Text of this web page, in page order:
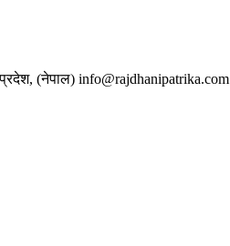
प्रदेश, (नेपाल) info@rajdhanipatrika.com